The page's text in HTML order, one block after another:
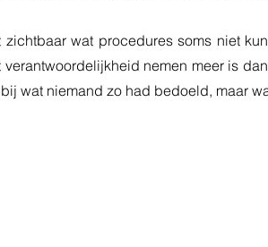
zichtbaar wat procedures soms niet
nemen meer is
wat niemand zo had bedoeld, maar